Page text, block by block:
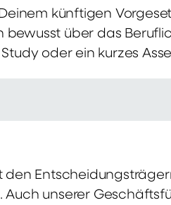
künftigen
bewusst über das
oder ein kurzes
unserer